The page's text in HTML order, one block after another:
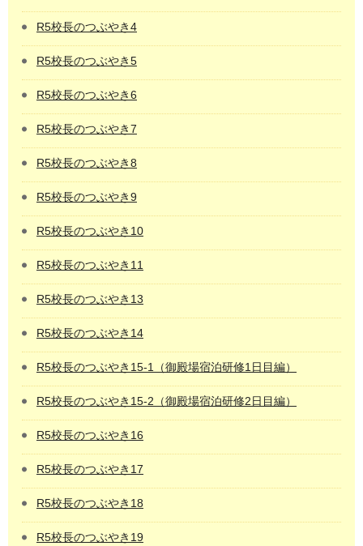
R5校長のつぶやき4
R5校長のつぶやき5
R5校長のつぶやき6
R5校長のつぶやき7
R5校長のつぶやき8
R5校長のつぶやき9
R5校長のつぶやき10
R5校長のつぶやき11
R5校長のつぶやき13
R5校長のつぶやき14
R5校長のつぶやき15-1（御殿場宿泊研修1日目編）
R5校長のつぶやき15-2（御殿場宿泊研修2日目編）
R5校長のつぶやき16
R5校長のつぶやき17
R5校長のつぶやき18
R5校長のつぶやき19